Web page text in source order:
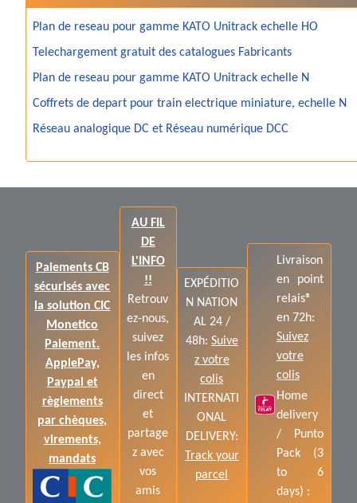
Plan de reseau pour gamme KATO Unitrack echelle HO
Telechargement gratuit des catalogues Fabricants
Plan de reseau pour gamme KATO Unitrack echelle N
Coffrets de depart pour train electrique miniature, echelle N
Réseau analogique DC et Réseau numérique DCC
Paiements CB
sécurisés avec
la solution CIC
Monetico
Paiement.
ApplePay,
Paypal et
règlements
par chèques,
virements,
mandats
AU FIL
DE
L'INFO
!!
Retrouv
ez-nous,
suivez
les infos
en
direct
et
partage
z avec
vos
amis
EXPÉDITIO
N NATION
AL 24 /
48h: Suive
z votre
colis
INTERNATI
ONAL
DELIVERY:
Track your
parcel
Livraison
en point
relais®
en 72h:
Suivez
votre
colis
Home
delivery
/ Punto
Pack (3
to 6
days) :